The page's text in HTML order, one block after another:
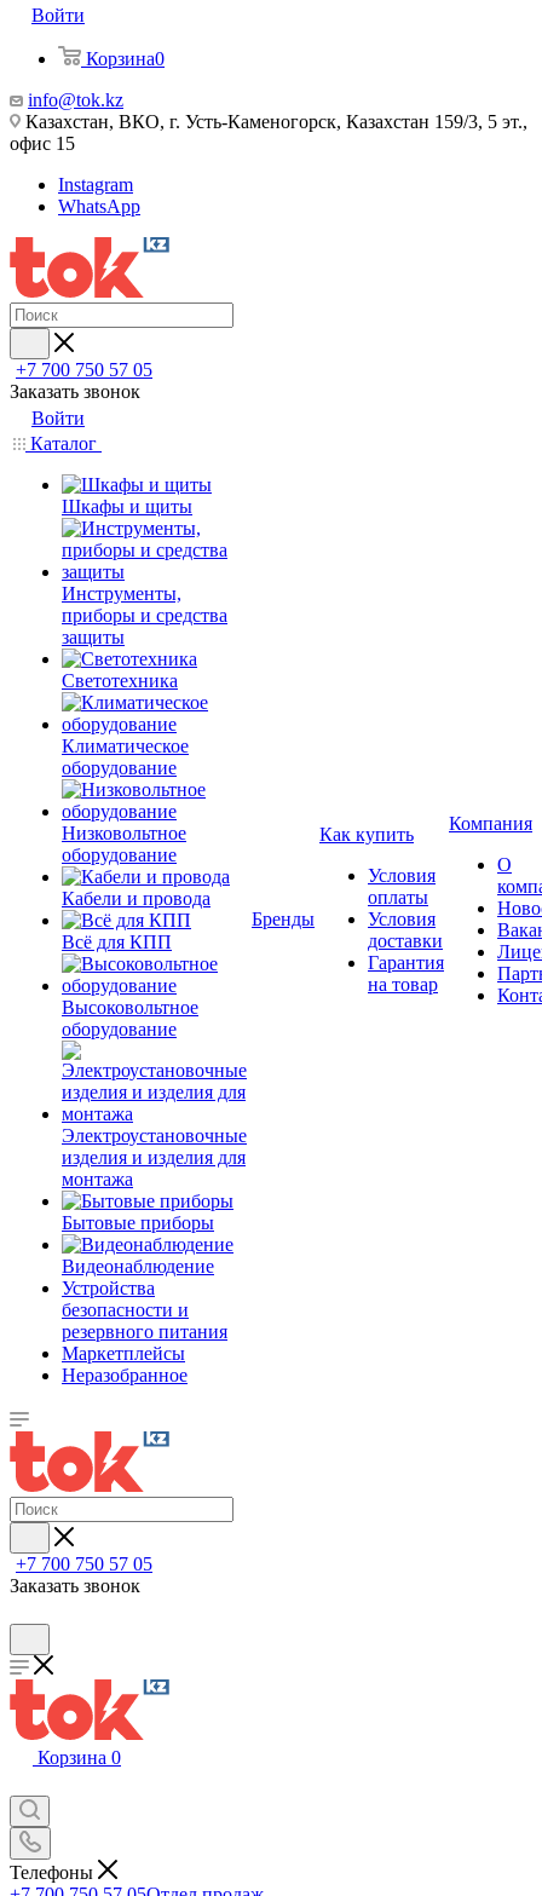
Войти
Корзина0
info@tok.kz
Казахстан, ВКО, г. Усть-Каменогорск, Казахстан 159/3, 5 эт.,
офис 15
Instagram
WhatsApp
+7 700 750 57 05
Заказать звонок
Войти
Каталог
Шкафы и щиты
Инструменты,
приборы и средства
защиты
Светотехника
Климатическое
оборудование
Низковольтное
оборудование
Кабели и провода
Всё для КПП
Высоковольтное
оборудование
Электроустановочные
изделия и изделия для
монтажа
Бытовые приборы
Видеонаблюдение
Устройства
безопасности и
резервного питания
Маркетплейсы
Неразобранное
Бренды
Как купить
Условия
оплаты
Условия
доставки
Гарантия
на товар
Компания
О
+7 700 750 57 05
Заказать звонок
Корзина 0
Телефоны